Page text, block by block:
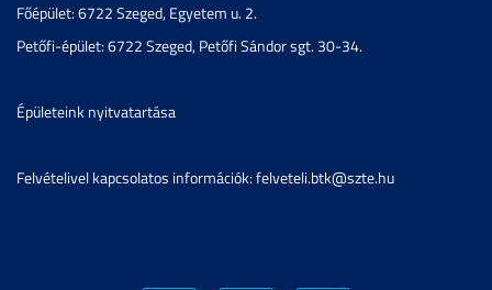
Főépület: 6722 Szeged, Egyetem u. 2.
Petőfi-épület: 6722 Szeged, Petőfi Sándor sgt. 30-34.
Épületeink nyitvatartása
Felvételivel kapcsolatos információk: felveteli.btk@szte.hu